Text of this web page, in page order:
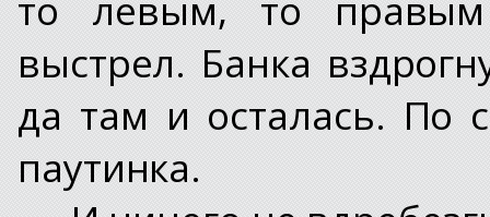
выстрел. Банка
да там и осталась. По
паутинка.